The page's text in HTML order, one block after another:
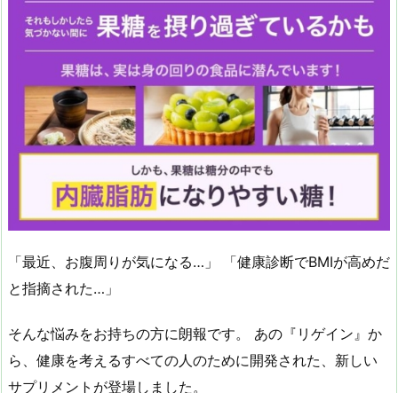
「最近、お腹周りが気になる…」 「健康診断でBMIが高めだ
と指摘された…」
そんな悩みをお持ちの方に朗報です。 あの『リゲイン』か
ら、健康を考えるすべての人のために開発された、新しい
サプリメントが登場しました。